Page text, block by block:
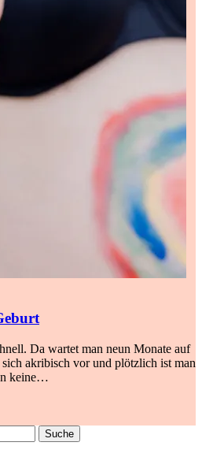
Da wartet man neun Monate auf
akribisch vor und plötzlich ist man
keine…